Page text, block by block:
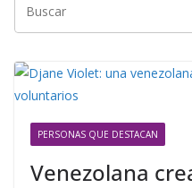
PERSONAS QUE DESTACAN
Venezolana